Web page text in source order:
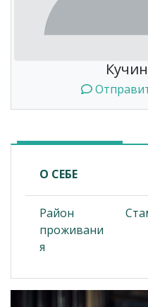
О СЕБЕ
Район
проживани
я